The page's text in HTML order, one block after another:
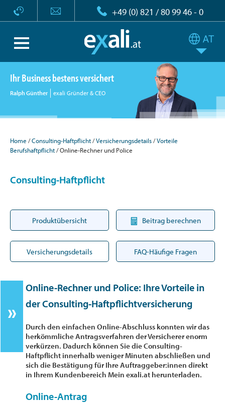
+49 (0) 821 / 80 99 46 - 0
Ihr Business bestens versichert
Ralph Günther exali Gründer & CEO
Home Consulting-Haftpflicht Versicherungsdetails
Vorteile
Berufshaftpflicht
Online-Rechner und Police
Consulting-Haftpflicht
Produktübersicht Beitrag berechnen
Versicherungsdetails FAQ-Häufige Fragen
Online-Rechner und Police: Ihre Vorteile in
der Consulting-Haftpflichtversicherung
Durch den einfachen Online-Abschluss konnten wir das
herkömmliche Antragsverfahren der Versicherer enorm
verkürzen. Dadurch können Sie die Consulting-
Haftpflicht innerhalb weniger Minuten abschließen und
sich die Bestätigung für Ihre Auftraggeber:innen direkt
in Ihrem Kundenbereich Mein exali.at herunterladen.
Online-Antrag